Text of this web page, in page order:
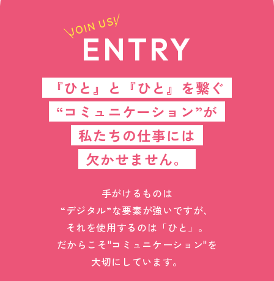
JOIN US!
ENTRY
『ひと』と『ひと』を繋ぐ
“コミュニケーション”が
私たちの仕事には
欠かせません。
手がけるものは
“デジタル”な要素が強いですが、
それを使用するのは「ひと」。
だからこそ"コミュニケーション"を
大切にしています。